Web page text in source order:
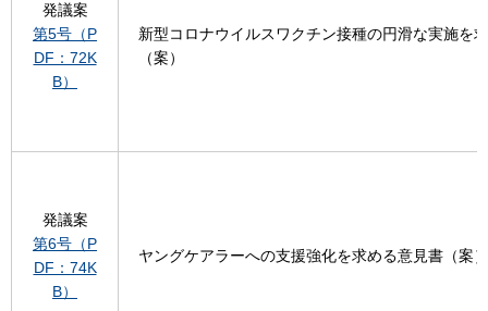
発議案
第5号（P
DF：72K
B）
新型コロナウイルスワクチン接種の円滑な実施を
（案）
発議案
第6号（P
DF：74K
B）
ヤングケアラーへの支援強化を求める意見書（案）